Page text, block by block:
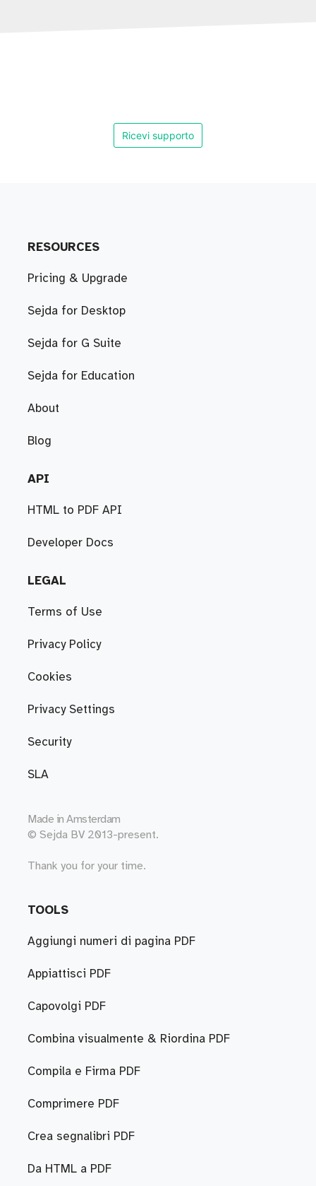
Ricevi supporto
RESOURCES
Pricing & Upgrade
Sejda for Desktop
Sejda for G Suite
Sejda for Education
About
Blog
API
HTML to PDF API
Developer Docs
LEGAL
Terms of Use
Privacy Policy
Cookies
Privacy Settings
Security
SLA
Made in Amsterdam
© Sejda BV 2013-present.
Thank you for your time.
TOOLS
Aggiungi numeri di pagina PDF
Appiattisci PDF
Capovolgi PDF
Combina visualmente & Riordina PDF
Compila e Firma PDF
Comprimere PDF
Crea segnalibri PDF
Da HTML a PDF